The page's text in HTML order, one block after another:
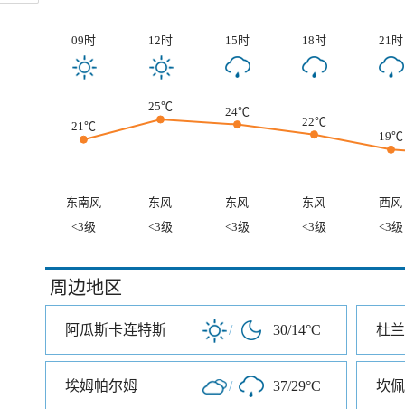
09时 12时 15时 18时 21时
21℃
25℃ 24℃
22℃
19℃
东南风 东风 东风 东风
西风
<3级
<3级 <3级 <3级 <3级
周边地区
阿瓜斯卡连特斯 / 30/14°C 杜
埃姆帕尔姆 / 37/29°C 坎